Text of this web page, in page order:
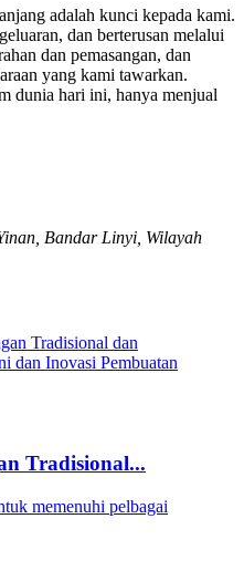
adalah kunci kepada kami.
dan berterusan melalui
dan pemasangan, dan
yang kami tawarkan.
dunia hari ini, hanya menjual
Bandar Linyi, Wilayah
Tradisional...